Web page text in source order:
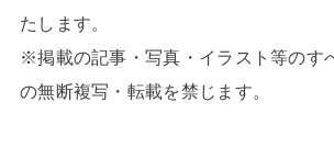
たします。
※掲載の記事・写真・イラスト等のす
の無断複写・転載を禁じます。